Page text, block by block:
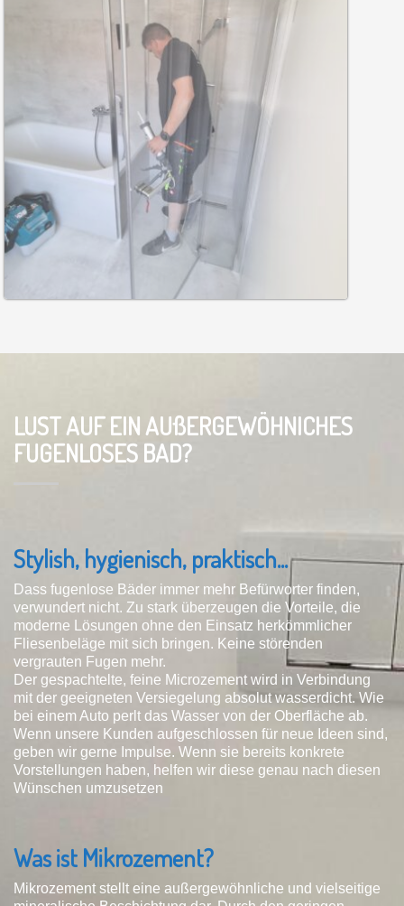
LUST AUF EIN AUßERGEWÖHNICHES
FUGENLOSES BAD?
Stylish, hygienisch, praktisch...
Dass fugenlose Bäder immer mehr Befürworter finden,
verwundert nicht. Zu stark überzeugen die Vorteile, die
moderne Lösungen ohne den Einsatz herkömmlicher
Fliesenbeläge mit sich bringen. Keine störenden
vergrauten Fugen mehr.
Der gespachtelte, feine Microzement wird in Verbindung
mit der geeigneten Versiegelung absolut wasserdicht. Wie
bei einem Auto perlt das Wasser von der Oberfläche ab.
Wenn unsere Kunden aufgeschlossen für neue Ideen sind,
geben wir gerne Impulse. Wenn sie bereits konkrete
Vorstellungen haben, helfen wir diese genau nach diesen
Wünschen umzusetzen
Was ist Mikrozement?
Mikrozement stellt eine außergewöhnliche und vielseitige